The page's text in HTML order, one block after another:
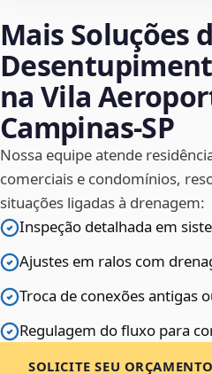
Mais Soluções
na Vila
Campinas‑SP
Nossa equipe atende
comerciais e condomínios,
situações ligadas à drenagem:
Inspeção detalhada em
Ajustes em ralos com
Troca de conexões antigas
Regulagem do fluxo para
SOLICITE SEU ORÇAMENTO